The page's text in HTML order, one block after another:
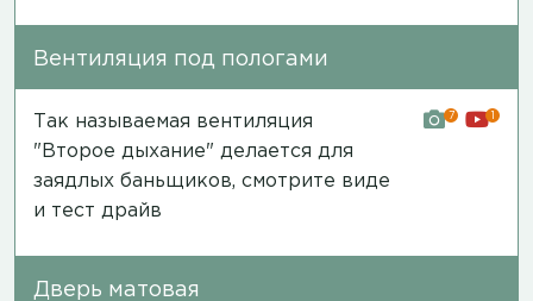
Вентиляция под пологами
Так называемая вентиляция
"Второе дыхание" делается для
заядлых баньщиков, смотрите виде
и тест драйв
7 1
Дверь матовая